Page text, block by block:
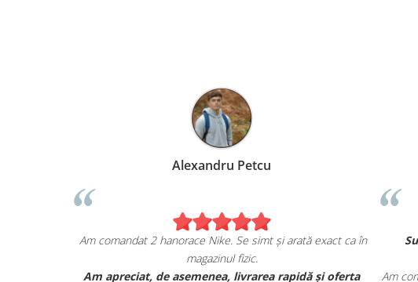
mea de pe
și sunt cu
Alexandru Petcu
Am comandat 2 hanorace Nike. Se simt și arată exact ca în
magazinul fizic.
Am apreciat, de asemenea, livrarea rapidă și oferta